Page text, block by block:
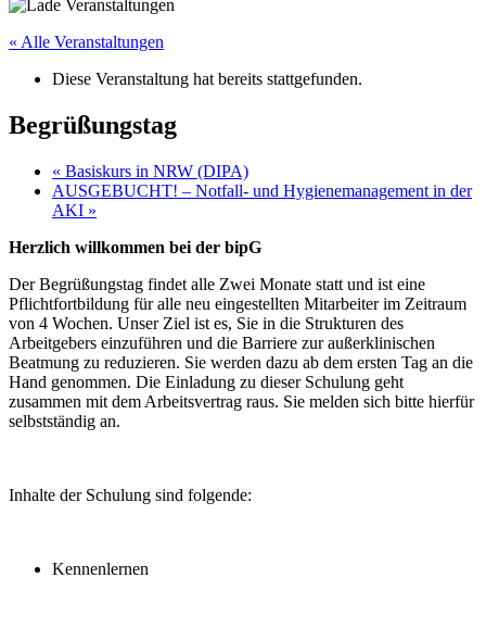
« Alle Veranstaltungen
Diese Veranstaltung hat bereits stattgefunden.
Begrüßungstag
« Basiskurs in NRW (DIPA)
AUSGEBUCHT! – Notfall- und Hygienemanagement in der
AKI »
Herzlich willkommen bei der bipG
Der Begrüßungstag findet alle Zwei Monate statt und ist eine
Pflichtfortbildung für alle neu eingestellten Mitarbeiter im Zeitraum
von 4 Wochen. Unser Ziel ist es, Sie in die Strukturen des
Arbeitgebers einzuführen und die Barriere zur außerklinischen
Beatmung zu reduzieren. Sie werden dazu ab dem ersten Tag an die
Hand genommen. Die Einladung zu dieser Schulung geht
zusammen mit dem Arbeitsvertrag raus. Sie melden sich bitte hierfür
selbstständig an.
Inhalte der Schulung sind folgende:
Kennenlernen